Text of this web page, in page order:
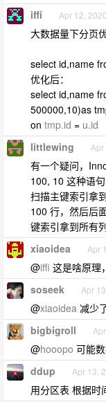
iffi Apr 12, 2020
大数据量下分页
select id,name
优化后：
select id,name
500000,10)as
on tmp.id = u.id
littlewing
有一个疑问，
100, 10 这种语
扫描主键索引拿
100 行，然后后
键索引拿到所有
xiaoidea Apr
@iffi 这是啥原理
soseek Apr
@xiaoidea 减少
bigbigroll
@hooopo 可能
ddup Apr 13,
用分区表 根据时